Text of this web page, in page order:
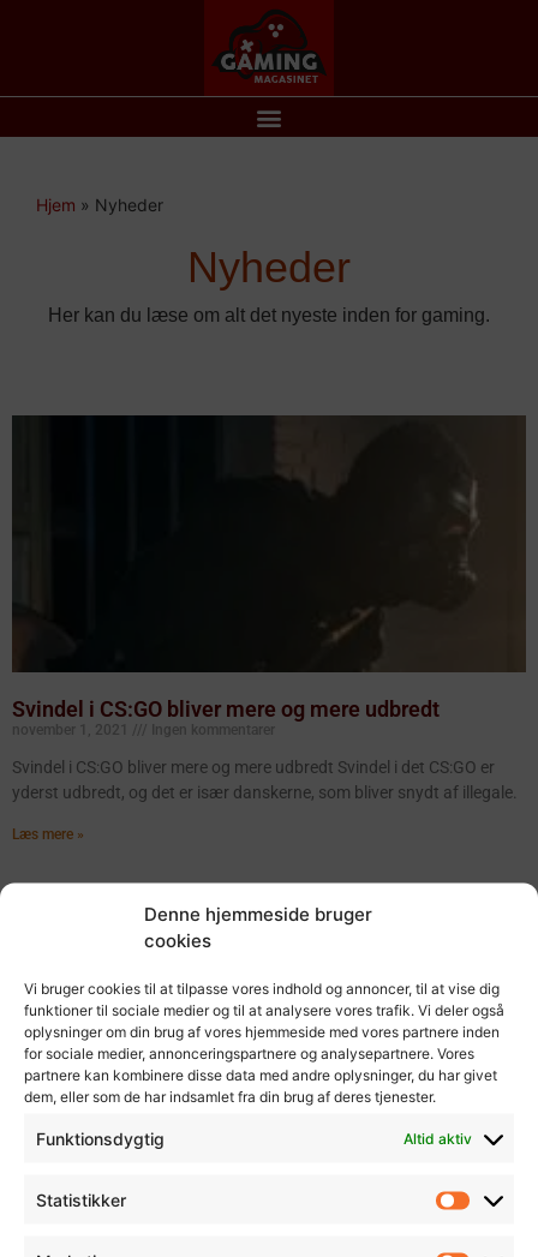
Denne hjemmeside bruger
cookies
Vi bruger cookies til at tilpasse vores indhold og annoncer, til at vise dig
funktioner til sociale medier og til at analysere vores trafik. Vi deler også
oplysninger om din brug af vores hjemmeside med vores partnere inden
for sociale medier, annonceringspartnere og analysepartnere. Vores
partnere kan kombinere disse data med andre oplysninger, du har givet
dem, eller som de har indsamlet fra din brug af deres tjenester.
Funktionsdygtig Altid aktiv
Statistikker
Hjem » Nyheder
Nyheder
Her kan du læse om alt det nyeste inden for gaming.
Svindel i CS:GO bliver mere og mere udbredt
november 1, 2021 Ingen kommentarer
Svindel i CS:GO bliver mere og mere udbredt Svindel i det CS:GO er
yderst udbredt, og det er især danskerne, som bliver snydt af illegale.
Læs mere »
september 12, 2021